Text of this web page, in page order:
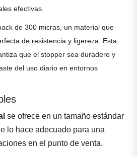
efectivas.
de 300 micras, un material que
de resistencia y ligereza. Esta
que el stopper sea duradero y
del uso diario en entornos
se ofrece en un tamaño estándar
lo hace adecuado para una
en el punto de venta.